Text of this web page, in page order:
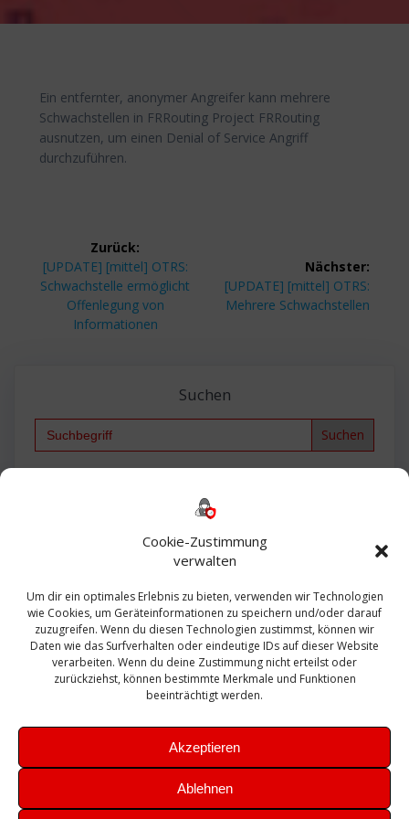
Cookie-Zustimmung
verwalten
Um dir ein optimales Erlebnis zu bieten, verwenden wir Technologien
wie Cookies, um Geräteinformationen zu speichern und/oder darauf
zuzugreifen. Wenn du diesen Technologien zustimmst, können wir
Daten wie das Surfverhalten oder eindeutige IDs auf dieser Website
verarbeiten. Wenn du deine Zustimmung nicht erteilst oder
zurückziehst, können bestimmte Merkmale und Funktionen
beeinträchtigt werden.
Akzeptieren
Ablehnen
Ein entfernter, anonymer Angreifer kann mehrere
Schwachstellen in FRRouting Project FRRouting
ausnutzen, um einen Denial of Service Angriff
durchzuführen.
Beitragsnavigation
Zurück:
Vorheriger
Beitrag:
[UPDATE] [mittel] OTRS:
Schwachstelle ermöglicht
Offenlegung von
Informationen
Nächster:
Nächster
Beitrag:
[UPDATE] [mittel] OTRS:
Mehrere Schwachstellen
Suchen
Search
Bautagebuch
Exchange firewall Fritzbox
Microsoft
Sanierung SBS Security Server Sicherheit
Sicherung SIEM Sophos SSL Ubuntu
Update Upgrade UTM VCenter VCSA Veeam
VMWare VPN WAZUH Windows
Zertifikat